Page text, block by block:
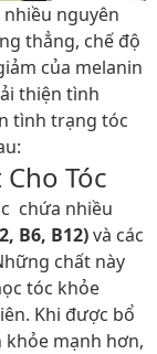
nguyên
thẳng, chế độ
của melanin
thiện tình
tình trạng tóc
Tóc
chứa nhiều
B6, B12)và các
chất này
tóc khỏe
Khi được bổ
mạnh hơn,